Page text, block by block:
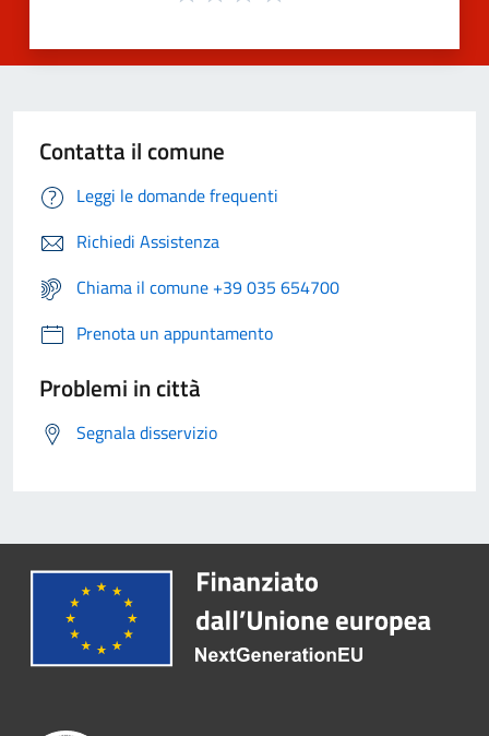
Contatta il comune
Leggi le domande frequenti
Richiedi Assistenza
Chiama il comune +39 035 654700
Prenota un appuntamento
Problemi in città
Segnala disservizio